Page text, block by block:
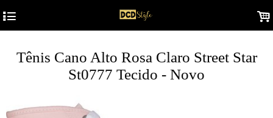
4 .
Tênis Cano Alto Rosa Claro Street Star
St0777 Tecido - Novo